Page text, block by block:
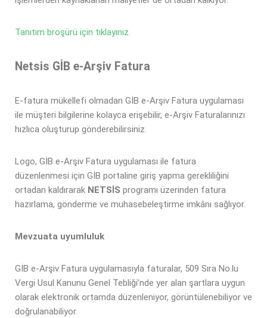
Tanıtım broşürü için tıklayınız.
Netsis GİB e-Arşiv Fatura
E-fatura mükellefi olmadan GİB e-Arşiv Fatura uygulaması
ile müşteri bilgilerine kolayca erişebilir, e-Arşiv Faturalarınızı
hızlıca oluşturup gönderebilirsiniz.
Logo, GİB e-Arşiv Fatura uygulaması ile fatura
düzenlenmesi için GİB portaline giriş yapma gerekliliğini
ortadan kaldırarak NETSİS programı üzerinden fatura
hazırlama, gönderme ve muhasebeleştirme imkânı sağlıyor.
Mevzuata uyumluluk
GİB e-Arşiv Fatura uygulamasıyla faturalar, 509 Sıra No.lu
Vergi Usul Kanunu Genel Tebliği’nde yer alan şartlara uygun
olarak elektronik ortamda düzenleniyor, görüntülenebiliyor ve
doğrulanabiliyor.